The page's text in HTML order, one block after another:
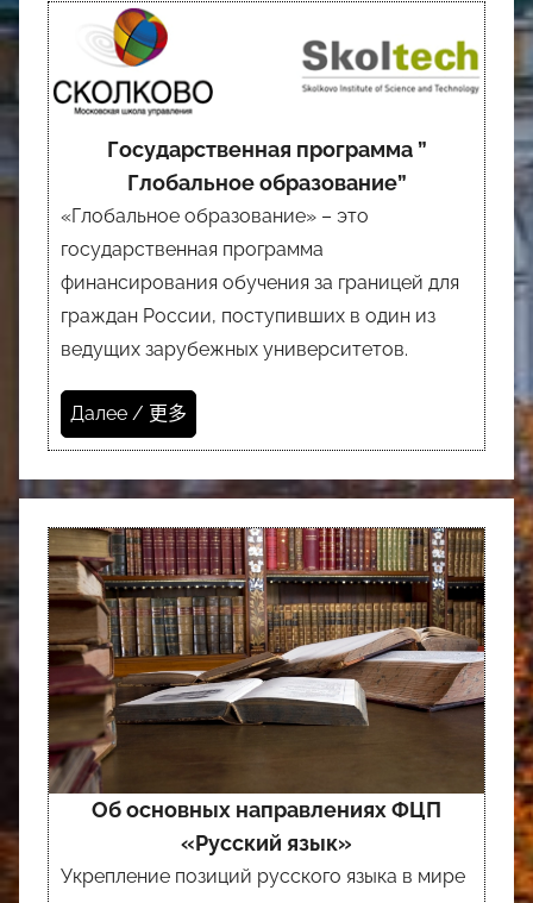
Государственная программа ”
Глобальное образование”
«Глобальное образование» – это
государственная программа
финансирования обучения за границей для
граждан России, поступивших в один из
ведущих зарубежных университетов.
Далее / 更多
Об основных направлениях ФЦП
«Русский язык»
Укрепление позиций русского языка в мире